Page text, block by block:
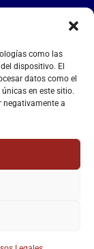
como las
dispositivo. El
datos como el
en este sitio.
negativamente a